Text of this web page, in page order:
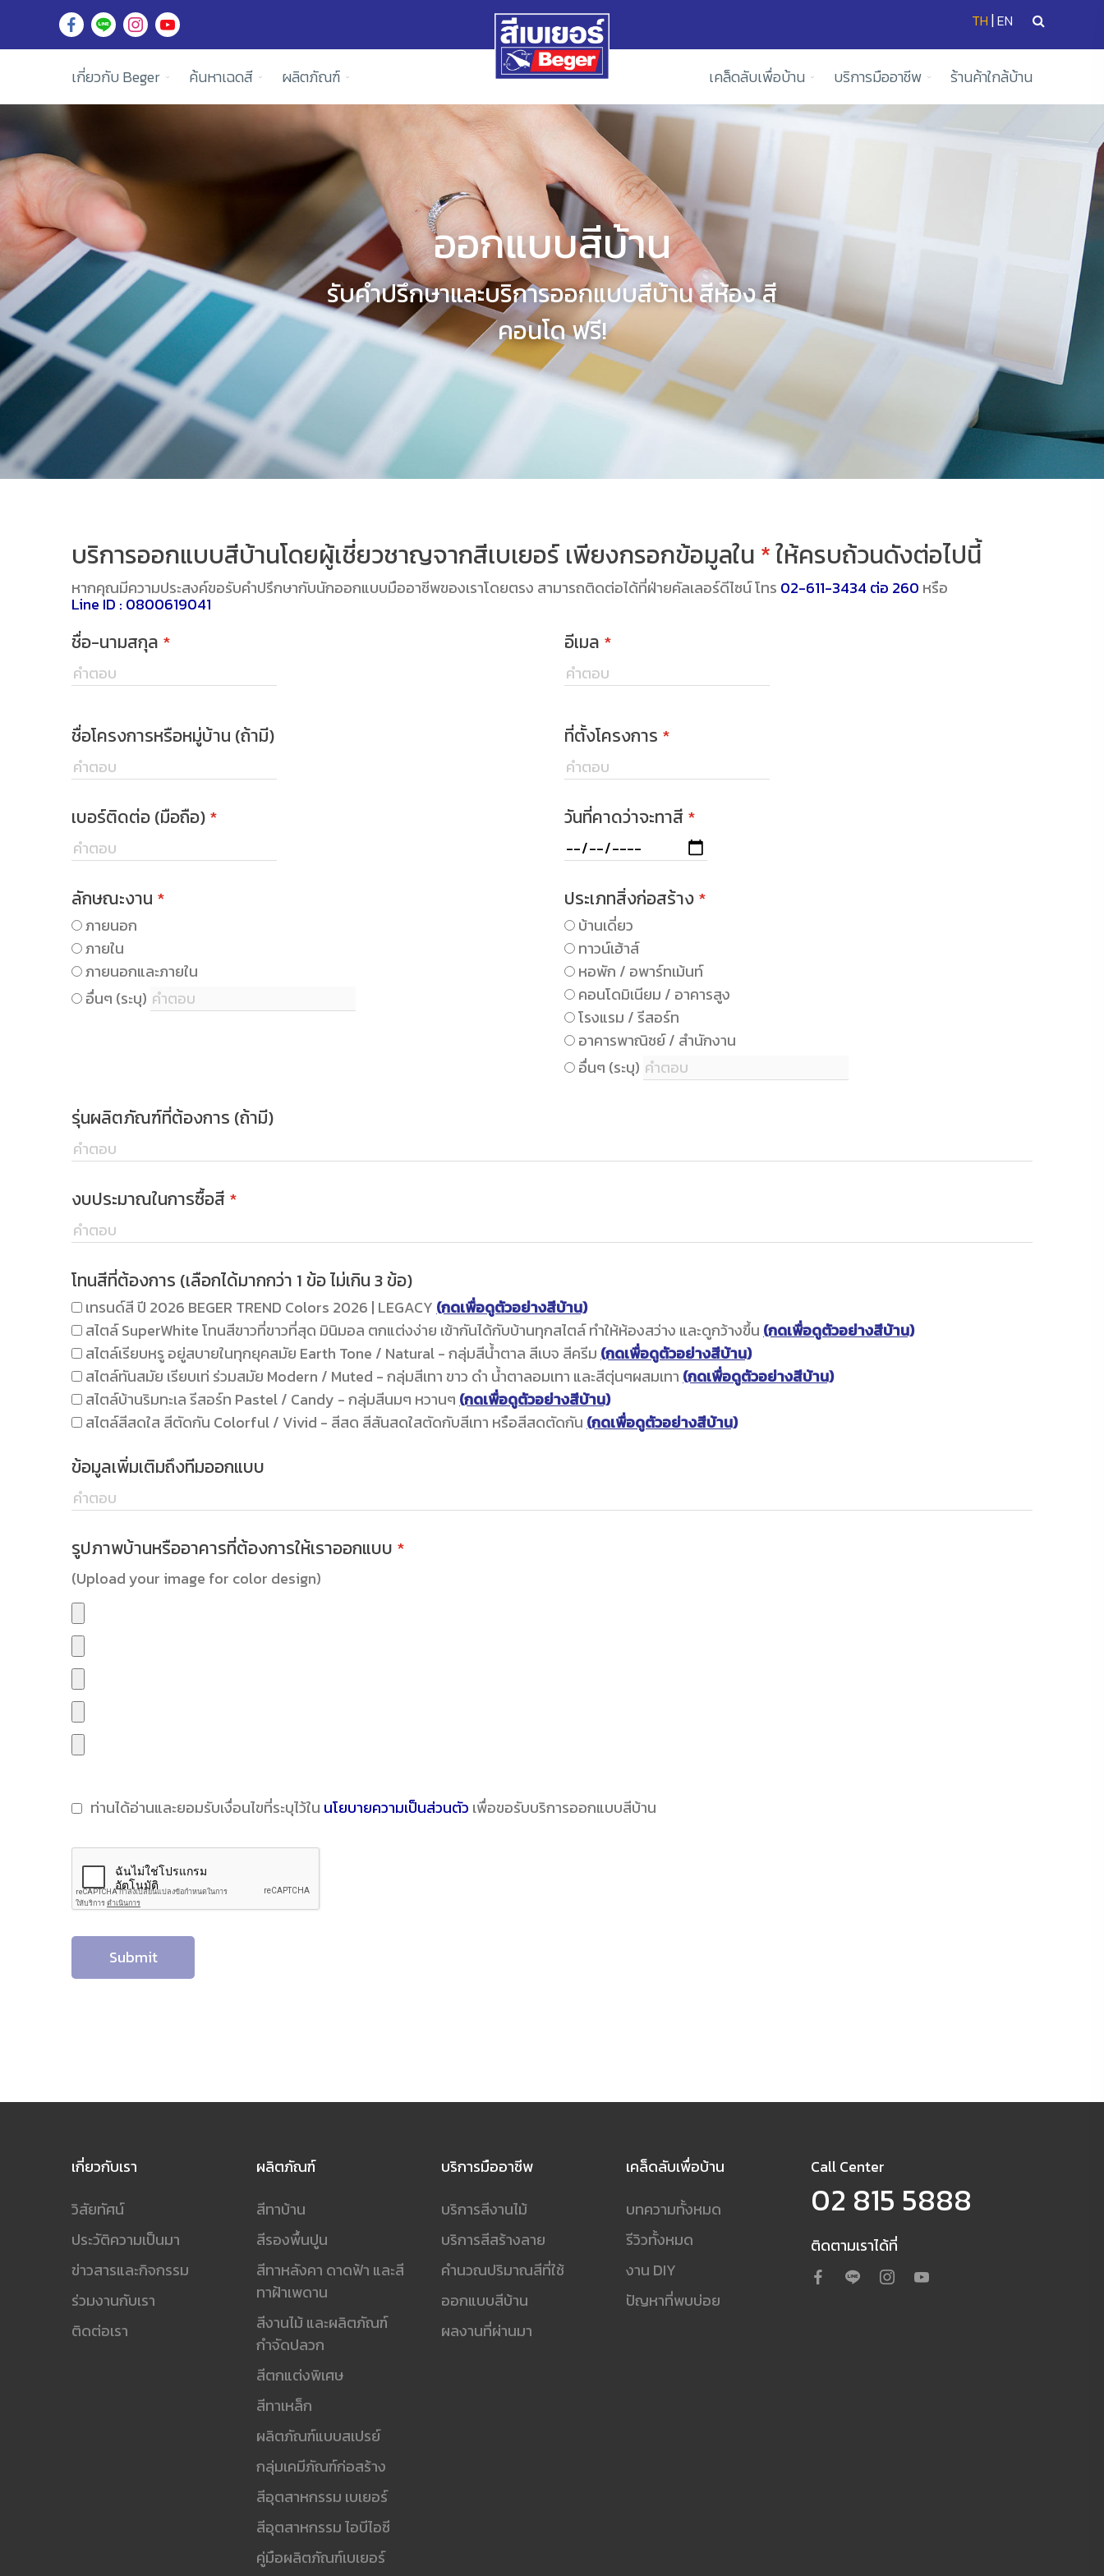
TH |EN
เกี่ยวกับ Beger ค้นหาเฉดสี ผลิตภัณฑ์ เคล็ดลับเพื่อบ้าน บริการมืออาชีพ ร้านค้าใกล้บ้าน
ออกแบบสีบ้าน
รับคำปรึกษาและบริการออกแบบสีบ้าน สีห้อง สี
คอนโด ฟรี!
บริการออกแบบสีบ้านโดยผู้เชี่ยวชาญจากสีเบเยอร์ เพียงกรอกข้อมูลใน *ให้ครบถ้วนดังต่อไปนี้
หากคุณมีความประสงค์ขอรับคำปรึกษากับนักออกแบบมืออาชีพของเราโดยตรง สามารถติดต่อได้ที่ฝ่ายคัลเลอร์ดีไซน์ โทร 02-611-3434 ต่อ 260 หรือ
Line ID : 0800619041
ชื่อ-นามสกุล * อีเมล *
ชื่อโครงการหรือหมู่บ้าน (ถ้ามี) ที่ตั้งโครงการ *
เบอร์ติดต่อ (มือถือ)* วันที่คาดว่าจะทาสี *
ลักษณะงาน *
ภายนอก
ภายใน
ภายนอกและภายใน
อื่นๆ (ระบุ)
ประเภทสิ่งก่อสร้าง*
บ้านเดี่ยว
ทาวน์เฮ้าส์
หอพัก / อพาร์ทเม้นท์
คอนโดมิเนียม / อาคารสูง
โรงแรม / รีสอร์ท
อาคารพาณิชย์ / สำนักงาน
อื่นๆ (ระบุ)
รุ่นผลิตภัณฑ์ที่ต้องการ (ถ้ามี)
งบประมาณในการซื้อสี *
โทนสีที่ต้องการ (เลือกได้มากกว่า 1 ข้อ ไม่เกิน 3 ข้อ)
เทรนด์สี ปี 2026 BEGER TREND Colors 2026 | LEGACY (กดเพื่อดูตัวอย่างสีบ้าน)
สไตล์ SuperWhite โทนสีขาวที่ขาวที่สุด มินิมอล ตกแต่งง่าย เข้ากันได้กับบ้านทุกสไตล์ ทำให้ห้องสว่าง และดูกว้างขึ้น (กดเพื่อดูตัวอย่างสีบ้าน)
สไตล์เรียบหรู อยู่สบายในทุกยุคสมัย Earth Tone / Natural - กลุ่มสีน้ำตาล สีเบจ สีครีม (กดเพื่อดูตัวอย่างสีบ้าน)
สไตล์ทันสมัย เรียบเท่ ร่วมสมัย Modern / Muted - กลุ่มสีเทา ขาว ดำ น้ำตาลอมเทา และสีตุ่นๆผสมเทา (กดเพื่อดูตัวอย่างสีบ้าน)
สไตล์บ้านริมทะเล รีสอร์ท Pastel / Candy - กลุ่มสีนมๆ หวานๆ (กดเพื่อดูตัวอย่างสีบ้าน)
สไตล์สีสดใส สีตัดกัน Colorful / Vivid - สีสด สีสันสดใสตัดกับสีเทา หรือสีสดตัดกัน (กดเพื่อดูตัวอย่างสีบ้าน)
ข้อมูลเพิ่มเติมถึงทีมออกแบบ
รูปภาพบ้านหรืออาคารที่ต้องการให้เราออกแบบ *
(Upload your image for color design)
ท่านได้อ่านและยอมรับเงื่อนไขที่ระบุไว้ใน นโยบายความเป็นส่วนตัว เพื่อขอรับบริการออกแบบสีบ้าน
Submit
เกี่ยวกับเรา
วิสัยทัศน์
ประวัติความเป็นมา
ข่าวสารและกิจกรรม
ร่วมงานกับเรา
ติดต่อเรา
ผลิตภัณฑ์
สีทาบ้าน
สีรองพื้นปูน
สีทาหลังคา ดาดฟ้า และสี
ทาฝ้าเพดาน
สีงานไม้ และผลิตภัณฑ์
กำจัดปลวก
สีตกแต่งพิเศษ
สีทาเหล็ก
ผลิตภัณฑ์แบบสเปรย์
กลุ่มเคมีภัณฑ์ก่อสร้าง
สีอุตสาหกรรม เบเยอร์
สีอุตสาหกรรม ไอบีไอซี
คู่มือผลิตภัณฑ์เบเยอร์
บริการมืออาชีพ
บริการสีงานไม้
บริการสีสร้างลาย
คำนวณปริมาณสีที่ใช้
ออกแบบสีบ้าน
ผลงานที่ผ่านมา
เคล็ดลับเพื่อบ้าน
บทความทั้งหมด
รีวิวทั้งหมด
งาน DIY
ปัญหาที่พบบ่อย
Call Center
02 815 5888
ติดตามเราได้ที่